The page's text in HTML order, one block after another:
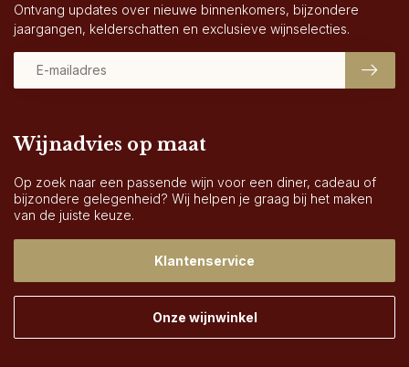
Wijnadvies op maat
Op zoek naar een passende wijn voor een diner, cadeau of
bijzondere gelegenheid? Wij helpen je graag bij het maken
van de juiste keuze.
Klantenservice
Onze wijnwinkel
Ontvang updates over nieuwe binnenkomers, bijzondere
jaargangen, kelderschatten en exclusieve wijnselecties.